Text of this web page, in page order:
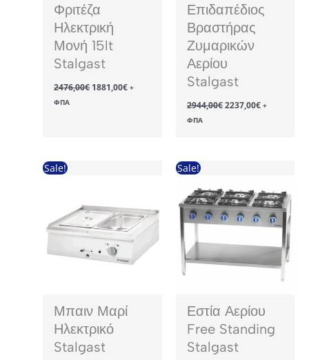
Φριτέζα
Ηλεκτρική
Μονή 15lt
Stalgast
2476,00€ Original
price
1881,00€Η+
ΦΠΑ
Επιδαπέδιος
Βραστήρας
Ζυμαρικών
Αερίου
Stalgast
2944,00€Original
price
2237,00€Η+
ΦΠΑ
Sale!
Μπαιν Μαρί
Ηλεκτρικό
Stalgast
Sale!
Εστία Αερίου
Free Standing
Stalgast